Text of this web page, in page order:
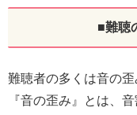
■難聴
難聴者の多くは音の歪
『音の歪み』とは、